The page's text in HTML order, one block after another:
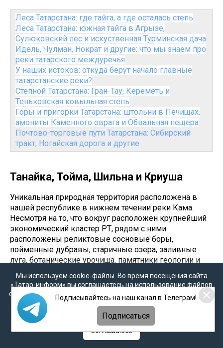
Леса Татарстана: где тайга, а где осталась степь
Леса Татарстана: южная тайга в Агрызе,
Сулюковский лес и искуственная Турминская дача
Идель, Чулман, Нократ и другие: что мы знаем про
реки татарского междуречья
У наших истоков: откуда берут начало главные
татарстанские реки?
Степной Татарстана: Гран-Тау, Кереметь и
Теньковская ковыльная степь
Горы и пригорки Татарстана: штольни в Печищах,
амониты Каменного оврага и Обвальная пещера
Почтово-торговые пути Татарстана: Сибирский
тракт, Ногайская дорога и другие
Танайка, Тойма, Шильна и Криуша
Уникальная природная территория расположена в
нашей республике в нижнем течении реки Кама.
Несмотря на то, что вокруг расположен крупнейший
экономический кластер РТ, рядом с ними
расположены реликтовые сосновые боры,
пойменные дубравы, старичные озера, заливные
луга, ботанические урочища, памятники геологии и
археологии, а также целебные источники. Всё это
входит в состав национального парка «Нижняя
Кама».
Территория ГПНП «Нижняя Кама» находится на стыке
Елабужского и Тукаевского районов РТ, в пойме
реки Кама и её притоков: Танайка, Тойма, Шильна и
Мы используем cookie-файлы. Во время посещения сайта
«Татар-информ» вы соглашаетесь на использование файлов
cookie в соответствии с настоящим уведомлением, согласием
наобработку персональных данных,Политикой о
персональных данных
Политикой конфиденциальности
Соглашаюсь
Подписывайтесь на наш канал в Телеграм!
Подписаться